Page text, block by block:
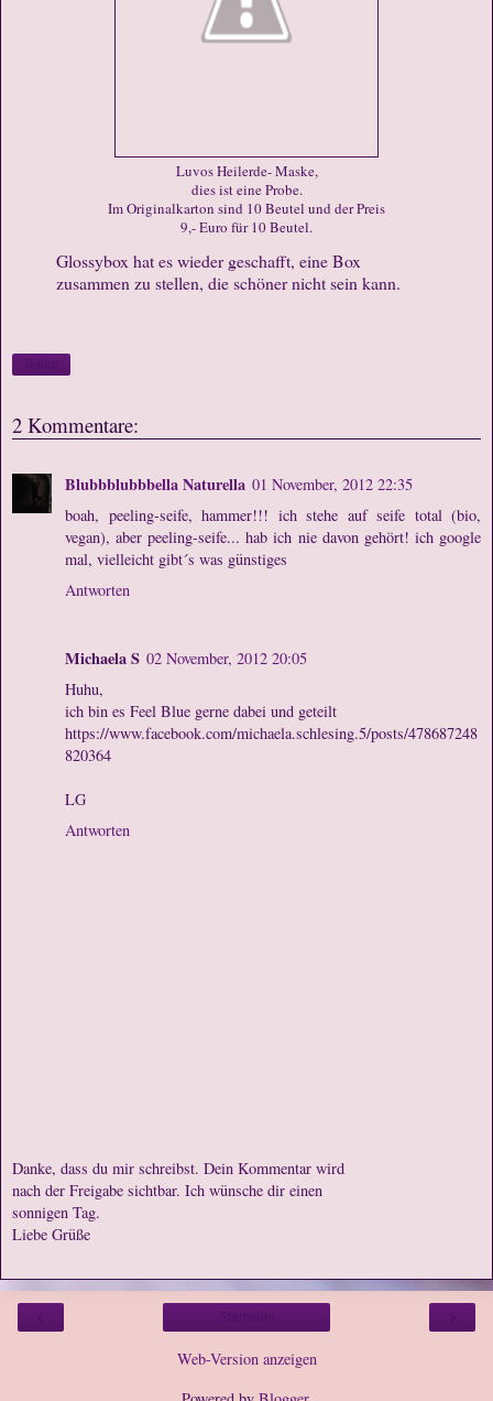
Luvos Heilerde- Maske,
dies ist eine Probe.
Im Originalkarton sind 10 Beutel und der Preis
9,- Euro für 10 Beutel.
Glossybox hat es wieder geschafft, eine Box
zusammen zu stellen, die schöner nicht sein kann.
2 Kommentare:
Blubbblubbbella Naturella 01 November, 2012 22:35
boah, peeling-seife, hammer!!! ich stehe auf seife total (bio,
vegan), aber peeling-seife... hab ich nie davon gehört! ich google
mal, vielleicht gibt´s was günstiges
Antworten
Michaela S 02 November, 2012 20:05
Huhu,
ich bin es Feel Blue gerne dabei und geteilt
https://www.facebook.com/michaela.schlesing.5/posts/478687248
820364
LG
Antworten
Danke, dass du mir schreibst. Dein Kommentar wird
nach der Freigabe sichtbar. Ich wünsche dir einen
sonnigen Tag.
Liebe Grüße
‹ ›
Web-Version anzeigen